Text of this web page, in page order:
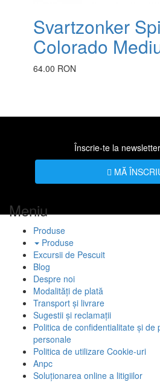
Svartzonker
Colorado
64.00 RON
Înscrie-te la
MĂ
Meniu
Produse
Produse
Excursii de Pescuit
Blog
Despre noi
Modalități de plată
Transport și livrare
Sugestii și reclamații
Politica de confidentialitate și de
personale
Politica de utilizare Cookie-uri
Anpc
Soluționarea online a litigiilor